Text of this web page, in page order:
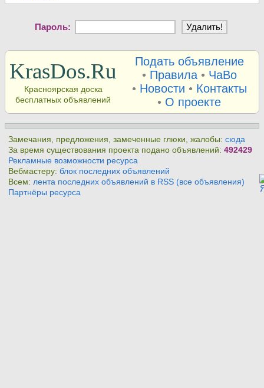
Пароль:
KrasDos.Ru
Красноярская доска
бесплатных объявлений
Подать объявление
• Правила• ЧаВо
• Новости • Контакты
• О проекте
Замечания, предложения, замеченные глюки, жалобы:сюда
За время существования проекта подано объявлений:492429
Рекламные возможности ресурса
Вебмастеру:блок последних объявлений
Всем:лента последних объявлений в RSS (все объявления)
Партнёры ресурса